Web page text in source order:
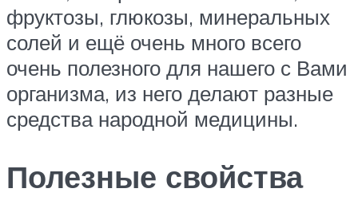
фруктозы, глюкозы, минеральных
солей и ещё очень много всего
очень полезного для нашего с Вами
организма, из него делают разные
средства народной медицины.
Полезные свойства